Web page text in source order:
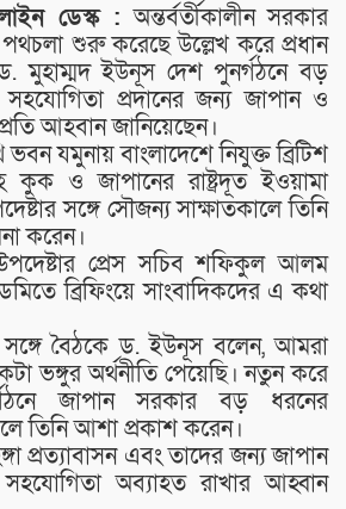
ডেস্ক : অন্তর্বর্তীকালীন সরকার
পথচলা শুরু করেছে উল্লেখ করে প্রধান
মুহাম্মদ ইউনূস দেশ পুনর্গঠনে বড়
প্রদানের জন্য জাপান ও
আহবান জানিয়েছেন।
ভবন যমুনায় বাংলাদেশে নিযুক্ত ব্রিটিশ
কুক ও জাপানের রাষ্ট্রদূত ইওয়ামা
সঙ্গে সৌজন্য সাক্ষাতকালে তিনি
করেন।
প্রেস সচিব শফিকুল আলম
ব্রিফিংয়ে সাংবাদিকদের এ কথা
সঙ্গে বৈঠকে ড. ইউনূস বলেন, আমরা
ভঙ্গুর অর্থনীতি পেয়েছি। নতুন করে
জাপান সরকার বড় ধরনের
তিনি আশা প্রকাশ করেন।
প্রত্যাবাসন এবং তাদের জন্য জাপান
অব্যাহত রাখার আহ্বান